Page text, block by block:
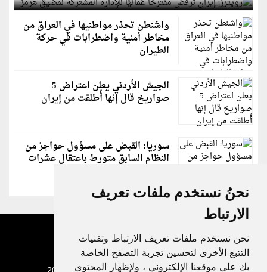
نحنُ نستخدم ملفات تعريف
الارتباط
نحن نستخدم ملفات تعريف الارتباط وتقنيات
التتبع الأخرى لتحسين تجربة التصفح الخاصة
بك على موقعنا الإلكتروني ، ولإظهار المحتوى
واشنطن تحذر مواطنيها في العراق من
مخاطر أمنية واضطرابات في حركة
الطيران
الجيش الأردني يعلن اعتراض 5
صواريخ قال إنها أُطلقت من إيران
سوريا: القبض على مسؤول حواجز من
النظام السابق متورط باعتقال عشرات